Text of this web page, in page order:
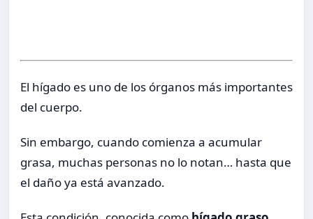
El hígado es uno de los órganos más importantes
del cuerpo.
Sin embargo, cuando comienza a acumular
grasa, muchas personas no lo notan… hasta que
el daño ya está avanzado.